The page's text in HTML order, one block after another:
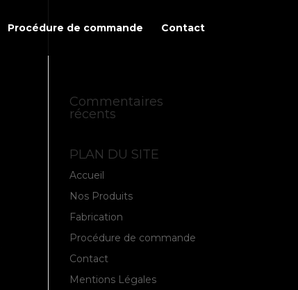
Procédure de commande Contact
Commentaires
récents
PLAN DU SITE
Accueil
Nos Produits
Fabrication
Procédure de commande
Contact
Mentions Légales